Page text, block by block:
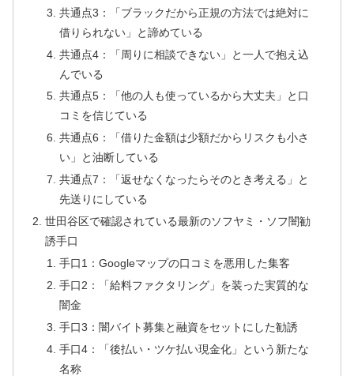
共通点3：「ブラックだから正規の方法では絶対に
借りられない」と諦めている
共通点4：「周りに相談できない」と一人で抱え込
んでいる
共通点5：「他の人も使っているから大丈夫」と口
コミを信じている
共通点6：「借りた金額は少額だからリスクも小さ
い」と油断している
共通点7：「返せなくなったらそのとき考える」と
先送りにしている
世田谷区で確認されている最新のソフヤミ・ソフ闇勧
誘手口
手口1：Googleマップの口コミを悪用した集客
手口2：「給料ファクタリング」を装った実質的な
闇金
手口3：闇バイト募集と融資をセットにした勧誘
手口4：「後払い・ツケ払い現金化」という新たな
名称